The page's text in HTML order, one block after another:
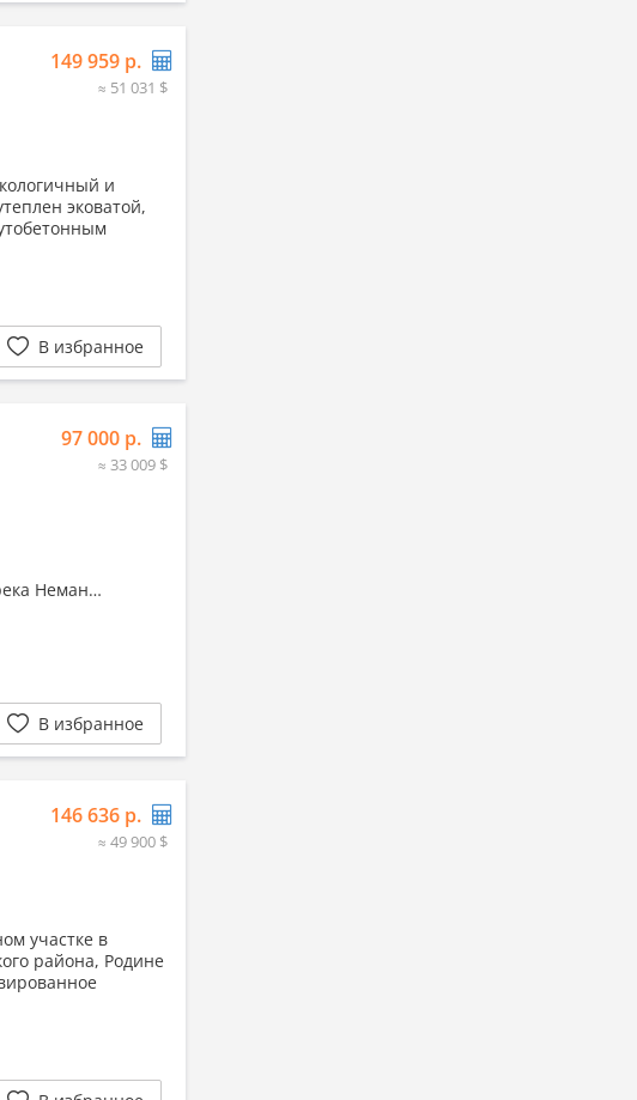
149 959 р.
≈ 51 031 $
и
эковатой,
В избранное
97 000 р.
≈ 33 009 $
Неман…
В избранное
146 636 р.
≈ 49 900 $
участке в
района, Родине